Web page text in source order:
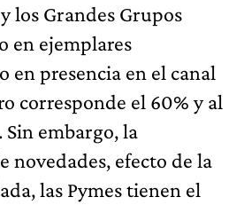
los Grandes Grupos
en ejemplares
en presencia en el canal
corresponde el 60% y al
Sin embargo, la
novedades, efecto de la
las Pymes tienen el